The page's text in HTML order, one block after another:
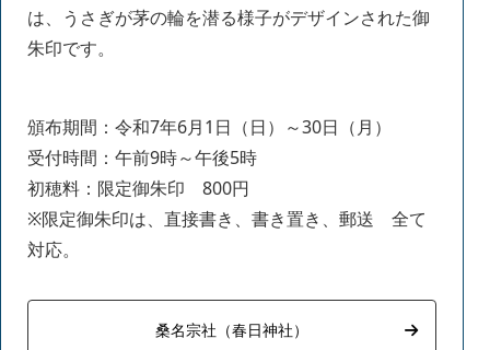
は、うさぎが茅の輪を潜る様子がデザインされた御
朱印です。
頒布期間：令和7年6月1日（日）～30日（月）
受付時間：午前9時～午後5時
初穂料：限定御朱印 800円
※限定御朱印は、直接書き、書き置き、郵送 全て
対応。
桑名宗社（春日神社）